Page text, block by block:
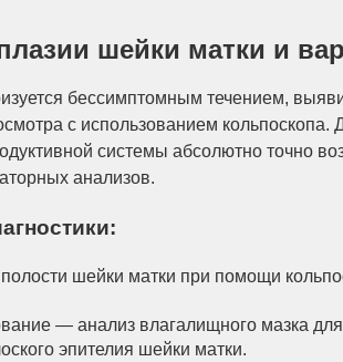
шейки матки и
бессимптомным течением,
с использованием
системы абсолютно точно
анализов.
шейки матки при помощи
— анализ влагалищного мазка
эпителия шейки матки.